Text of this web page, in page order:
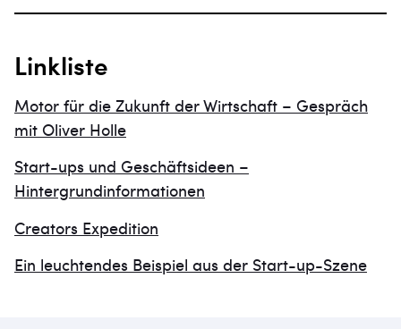
Linkliste
Motor für die Zukunft der Wirtschaft – Gespräch
mit Oliver Holle
Start-ups und Geschäftsideen –
Hintergrundinformationen
Creators Expedition
Ein leuchtendes Beispiel aus der Start-up-Szene